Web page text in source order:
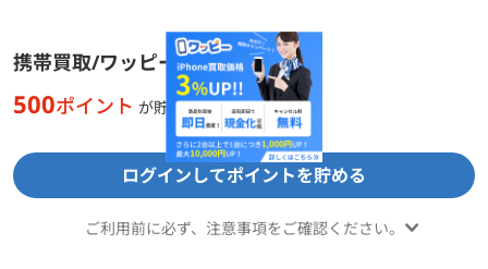
携帯買取/ワッピー
500ポイント が貯まる
ログインしてポイントを貯める
ご利用前に必ず、注意事項をご確認ください。